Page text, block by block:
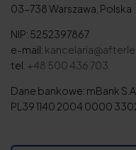
03-738 Warszawa, Polska
NIP: 5252397867
e-mail:
tel. +48 500 436 703
Dane bankowe: mBank S.A.
PL39 1140 2004 0000